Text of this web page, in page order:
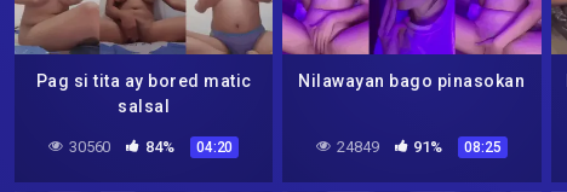
Pag si tita ay bored matic
salsal
30560 84% 04:20
Nilawayan bago pinasokan
24849 91% 08:25